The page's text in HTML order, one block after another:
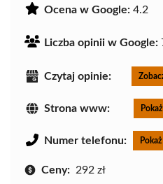
Ocena w Google: 4.2
Liczba opinii w Google:
Czytaj opinie:
Strona www:
Numer telefonu:
Ceny: 292 zł